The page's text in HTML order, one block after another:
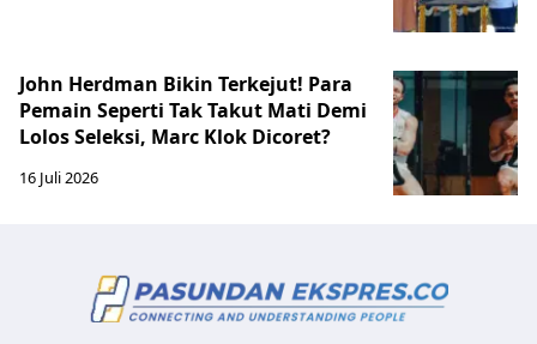
John Herdman Bikin Terkejut! Para
Pemain Seperti Tak Takut Mati Demi
Lolos Seleksi, Marc Klok Dicoret?
16 Juli 2026